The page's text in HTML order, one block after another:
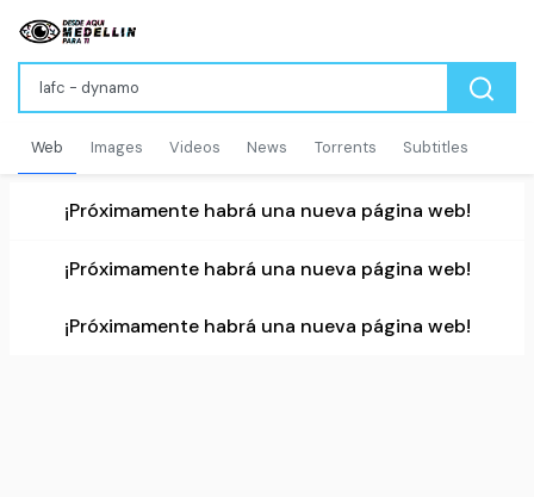
Web Images Videos News Torrents Subtitles
¡Próximamente habrá una nueva página web!
¡Próximamente habrá una nueva página web!
¡Próximamente habrá una nueva página web!